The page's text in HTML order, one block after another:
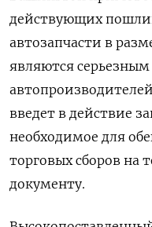
действующих
автозапчасти в
являются
введет в действие
необходимое для
торговых сборов на
документу.